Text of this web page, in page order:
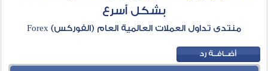
بشكل أسرع
منتدى تداول العملات العالمية العام (الفوركس) Forex